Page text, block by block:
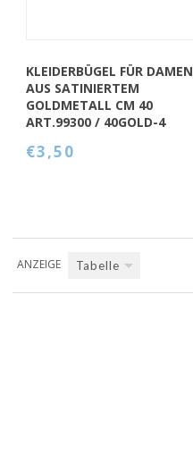
KLEIDERBÜGEL FÜR DAMEN
AUS SATINIERTEM
GOLDMETALL CM 40
ART.99300 / 40GOLD-4
€3,50
ANZEIGE Tabelle